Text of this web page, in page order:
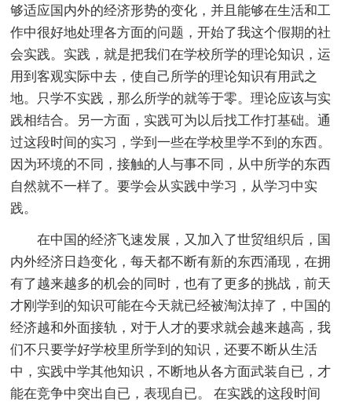
够适应国内外的经济形势的变化，并且能够在生活和工
作中很好地处理各方面的问题，开始了我这个假期的社
会实践。实践，就是把我们在学校所学的理论知识，运
用到客观实际中去，使自己所学的理论知识有用武之
地。只学不实践，那么所学的就等于零。理论应该与实
践相结合。另一方面，实践可为以后找工作打基础。通
过这段时间的实习，学到一些在学校里学不到的东西。
因为环境的不同，接触的人与事不同，从中所学的东西
自然就不一样了。要学会从实践中学习，从学习中实
践。
在中国的经济飞速发展，又加入了世贸组织后，国
内外经济日趋变化，每天都不断有新的东西涌现，在拥
有了越来越多的机会的同时，也有了更多的挑战，前天
才刚学到的知识可能在今天就已经被淘汰掉了，中国的
经济越和外面接轨，对于人才的要求就会越来越高，我
们不只要学好学校里所学到的知识，还要不断从生活
中，实践中学其他知识，不断地从各方面武装自已，才
能在竞争中突出自已，表现自已。 在实践的这段时间